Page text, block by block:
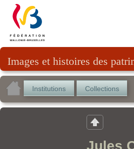
Images et histoires des
Institutions Collections
Jules